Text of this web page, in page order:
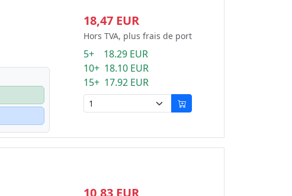
18,47 EUR
Hors TVA, plus frais de port
5+ 18.29 EUR
10+ 18.10 EUR
15+ 17.92 EUR
10,83 EUR